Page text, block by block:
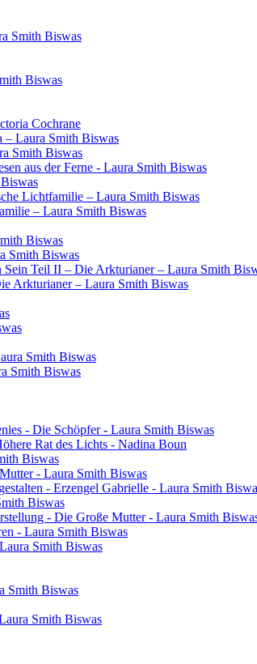
Smith Biswas
Biswas
Cochrane
Laura Smith Biswas
Smith Biswas
aus der Ferne - Laura Smith Biswas
Lichtfamilie – Laura Smith Biswas
– Laura Smith Biswas
Biswas
Smith Biswas
Teil II – Die Arkturianer – Laura Smith
Arkturianer – Laura Smith Biswas
Smith Biswas
Smith Biswas
- Die Schöpfer - Laura Smith Biswas
Rat des Lichts - Nadina Boun
Biswas
- Laura Smith Biswas
- Erzengel Gabrielle - Laura Smith
Biswas
- Die Große Mutter - Laura Smith
- Laura Smith Biswas
Smith Biswas
Smith Biswas
Smith Biswas